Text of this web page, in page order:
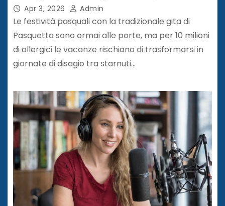
Apr 3, 2026 Admin
Le festività pasquali con la tradizionale gita di
Pasquetta sono ormai alle porte, ma per 10 milioni
di allergici le vacanze rischiano di trasformarsi in
giornate di disagio tra starnuti…